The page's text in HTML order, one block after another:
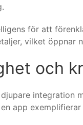
för att
vilket öppnar
och
app